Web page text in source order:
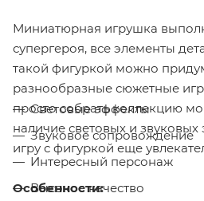
Миниатюрная игрушка
супергероя, все элементы
такой фигуркой можно
разнообразные сюжетные
просто собрать коллекцию
наличие световых и звуковых
игру с фигуркой еще
Особенности:
Световые эффекты
Звуковое сопровождение
Интересный персонаж
Высокое качество